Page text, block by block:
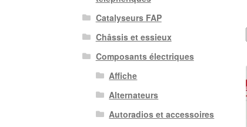
Catalyseurs FAP
Châssis et essieux
Composants électriques
Affiche
Alternateurs
Autoradios et accessoires